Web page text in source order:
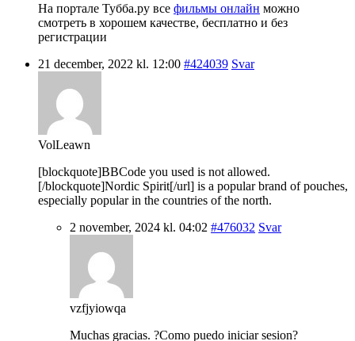
На портале Тубба.ру все фильмы онлайн можно
смотреть в хорошем качестве, бесплатно и без
регистрации
21 december, 2022 kl. 12:00 #424039 Svar
VolLeawn
[blockquote]BBCode you used is not allowed.
[/blockquote]Nordic Spirit[/url] is a popular brand of pouches,
especially popular in the countries of the north.
2 november, 2024 kl. 04:02 #476032 Svar
vzfjyiowqa
Muchas gracias. ?Como puedo iniciar sesion?